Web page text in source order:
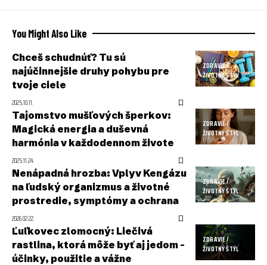
You Might Also Like
ZDRAVIE /
ŽIVOTNÝ ŠTÝL
Chceš schudnúť? Tu sú
najúčinnejšie druhy pohybu pre
tvoje ciele
2025.10.11.
ZDRAVIE /
ŽIVOTNÝ ŠTÝL
Tajomstvo mušľových šperkov:
Magická energia a duševná
harmónia v každodennom živote
2025.11.24.
ZDRAVIE /
ŽIVOTNÝ ŠTÝL
Nenápadná hrozba: Vplyv Kengázu
na ľudský organizmus a životné
prostredie, symptómy a ochrana
2026.02.22.
ZDRAVIE /
ŽIVOTNÝ ŠTÝL
Ľuľkovec zlomocný: Liečivá
rastlina, ktorá môže byť aj jedom –
účinky, použitie a vážne